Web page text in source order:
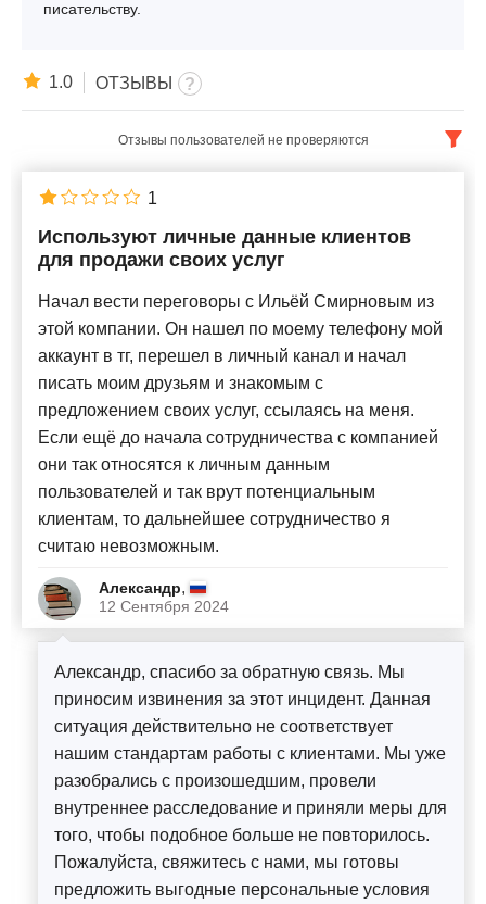
писательству.
1.0 ОТЗЫВЫ
Отзывы пользователей не проверяются
Используют личные данные клиентов
для продажи своих услуг
Начал вести переговоры с Ильёй Смирновым из
этой компании. Он нашел по моему телефону мой
аккаунт в тг, перешел в личный канал и начал
писать моим друзьям и знакомым с
предложением своих услуг, ссылаясь на меня.
Если ещё до начала сотрудничества с компанией
они так относятся к личным данным
пользователей и так врут потенциальным
клиентам, то дальнейшее сотрудничество я
считаю невозможным.
Александр,
12 Сентября 2024
1
Александр, спасибо за обратную связь. Мы
приносим извинения за этот инцидент. Данная
ситуация действительно не соответствует
нашим стандартам работы с клиентами. Мы уже
разобрались с произошедшим, провели
внутреннее расследование и приняли меры для
того, чтобы подобное больше не повторилось.
Пожалуйста, свяжитесь с нами, мы готовы
предложить выгодные персональные условия